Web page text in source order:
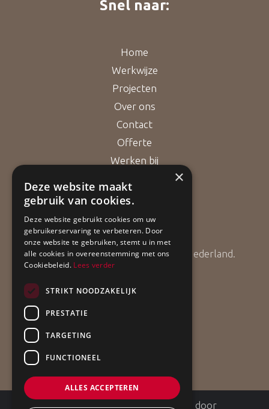
Snel naar:
Home
Werkwijze
Projecten
Over ons
Contact
Offerte
Werken bij
Bouwgarant
ApollBouw is lid van Bouwgarant Nederland.
©2026| Website ontwikkeling door
×
Deze website maakt
gebruik van cookies.
Deze website gebruikt cookies om uw
gebruikerservaring te verbeteren. Door
onze website te gebruiken, stemt u in met
alle cookies in overeenstemming met ons
Cookiebeleid. Lees verder
STRIKT NOODZAKELIJK
PRESTATIE
TARGETING
FUNCTIONEEL
ALLES ACCEPTEREN